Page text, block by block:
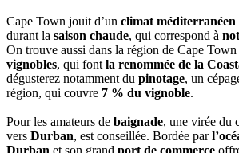
Cape Town jouit d’un climat méditerranéen
durant la saison chaude, qui correspond à
On trouve aussi dans la région de Cape
vignobles, qui font la renommée de la
dégusterez notamment du pinotage, un
région, qui couvre 7 % du vignoble.
Pour les amateurs de baignade, une virée du
vers Durban, est conseillée. Bordée par
Durban et son grand port de commerce